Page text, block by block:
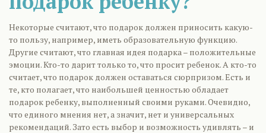
Некоторые считают, что подарок должен приносить какую-
то пользу, например, иметь образовательную функцию.
Другие считают, что главная идея подарка – положительные
эмоции. Кто-то дарит только то, что просит ребенок. А кто-то
считает, что подарок должен оставаться сюрпризом. Есть и
те, кто полагает, что наибольшей ценностью обладает
подарок ребенку, выполненный своими руками. Очевидно,
что единого мнения нет, а значит, нет и универсальных
рекомендаций. Зато есть выбор и возможность удивлять – и